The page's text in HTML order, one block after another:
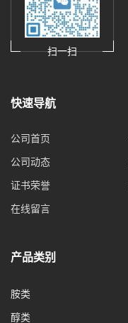
扫一扫
快速导航
公司首页
公司动态
证书荣誉
在线留言
产品类别
胺类
醇类